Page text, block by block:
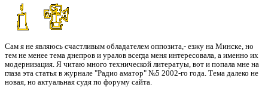
Сам я не являюсь счастливым обладателем оппозита,- езжу на Минске, но
тем не менее тема днепров и уралов всегда меня интересовала, а именно их
модернизация. Я читаю много технической литератуы, вот и попала мне на
глаза эта статья в журнале "Радио аматор" №5 2002-го года. Тема далеко не
новая, но актуальная судя по форуму сайта.